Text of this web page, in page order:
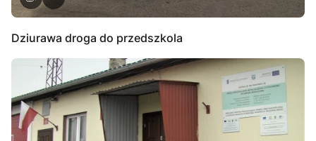
Dziurawa droga do przedszkola